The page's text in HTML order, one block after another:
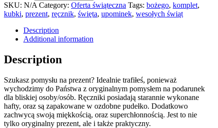
SKU: N/A Category: Oferta świąteczna Tags: bożego, komplet,
kubki, prezent, ręcznik, święta, upominek, wesołych świąt
Description
Additional information
Description
Szukasz pomysłu na prezent? Idealnie trafiłeś, ponieważ
wychodzimy do Państwa z oryginalnym pomysłem na podarunek
dla bliskiej osoby/osób. Ręczniki posiadają starannie wykonane
hafty, oraz są zapakowane w ozdobne pudełko. Dodatkowo
zachwycą swoją miękkością, oraz superchłonnością. Jest to nie
tylko oryginalny prezent, ale i także praktyczny.